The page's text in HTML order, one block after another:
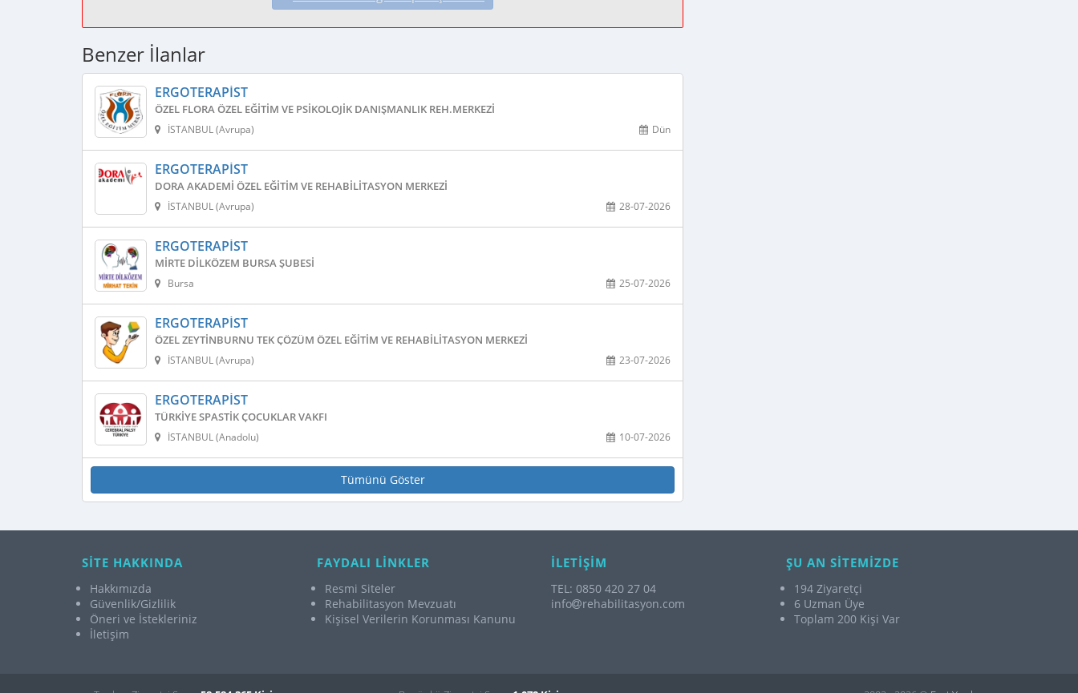
Benzer İlanlar
ERGOTERAPIST
ÖZEL FLORA ÖZEL EĞITIM VE PSIKOLOJIK DANIŞMANLIK REH.MERKEZI
Dün
İSTANBUL (Avrupa)
ERGOTERAPIST
DORA AKADEMI ÖZEL EĞITIM VE REHABILITASYON MERKEZI
28-07-2026
İSTANBUL (Avrupa)
ERGOTERAPIST
MIRTE DILKÖZEM BURSA ŞUBESI
25-07-2026
Bursa
ERGOTERAPIST
ÖZEL ZEYTINBURNU TEK ÇÖZÜM ÖZEL EĞITIM VE REHABILITASYON MERKEZI
23-07-2026
İSTANBUL (Avrupa)
ERGOTERAPIST
TÜRKIYE SPASTIK ÇOCUKLAR VAKFI
10-07-2026
İSTANBUL (Anadolu)
Tümünü Göster
SİTE HAKKINDA
Hakkımızda
Güvenlik/Gizlilik
Öneri ve İstekleriniz
İletişim
FAYDALI LİNKLER
Resmi Siteler
Rehabilitasyon Mevzuatı
Kişisel Verilerin Korunması Kanunu
İLETİŞİM
TEL: 0850 420 27 04
info
rehabilitasyon.com
ŞU AN SİTEMİZDE
194 Ziyaretçi
6 Uzman Üye
Toplam 200 Kişi Var